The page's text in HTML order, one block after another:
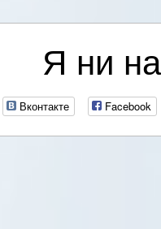
Я ни
Вконтакте Facebook